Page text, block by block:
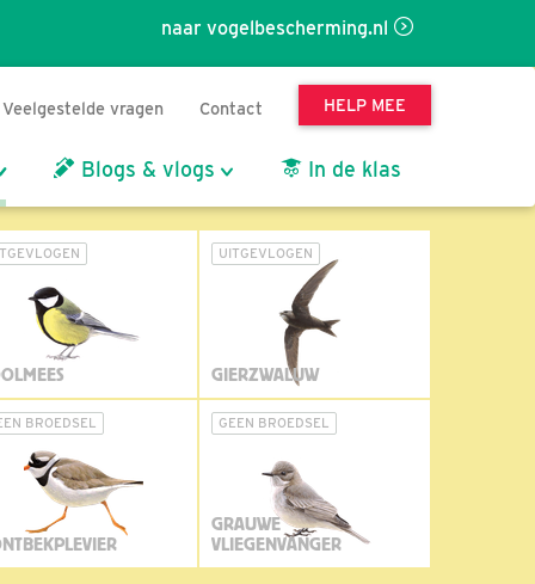
naar vogelbescherming.nl
Veelgestelde vragen Contact HELP MEE
Blogs & vlogs In de klas
UITGEVLOGEN
GIERZWALUW
BROEDSEL GEEN BROEDSEL
GRAUWE
VLIEGENVANGER